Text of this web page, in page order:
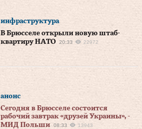
инфраструктура
В Брюсселе открыли новую штаб-
квартиру НАТО
20:33 22972
анонс
Сегодня в Брюсселе состоится
рабочий завтрак «друзей Украины», -
МИД Польши
08:33 13943